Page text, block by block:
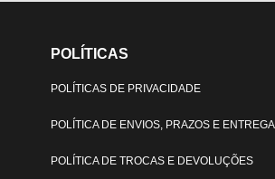
POLÍTICAS
POLÍTICAS DE PRIVACIDADE
POLÍTICA DE ENVIOS, PRAZOS E
POLÍTICA DE TROCAS E DEVOLUÇÕES